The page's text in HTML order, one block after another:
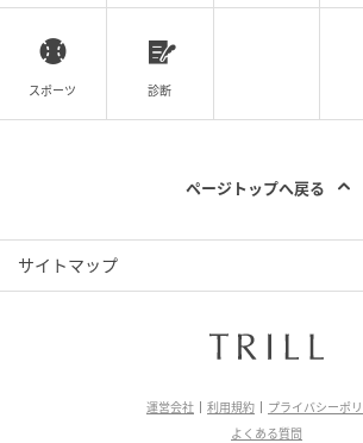
スポーツ 診断
ページトップへ戻る
サイトマップ
運営会社 利用規約
プライバシーポ
よくある質問